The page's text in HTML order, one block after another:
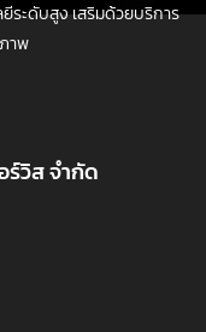
ระดับสูง เสริมด้วยบริการ
าพ
ร์วิส จำกัด